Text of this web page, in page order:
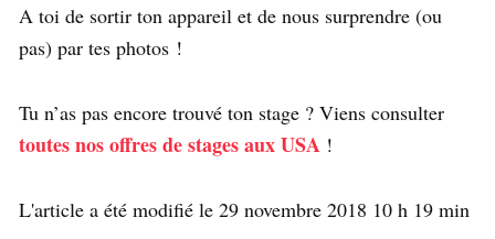
A toi de sortir ton appareil et de nous surprendre (ou
pas) par tes photos !
Tu n’as pas encore trouvé ton stage ? Viens consulter
toutes nos offres de stages aux USA !
L'article a été modifié le 29 novembre 2018 10 h 19 min